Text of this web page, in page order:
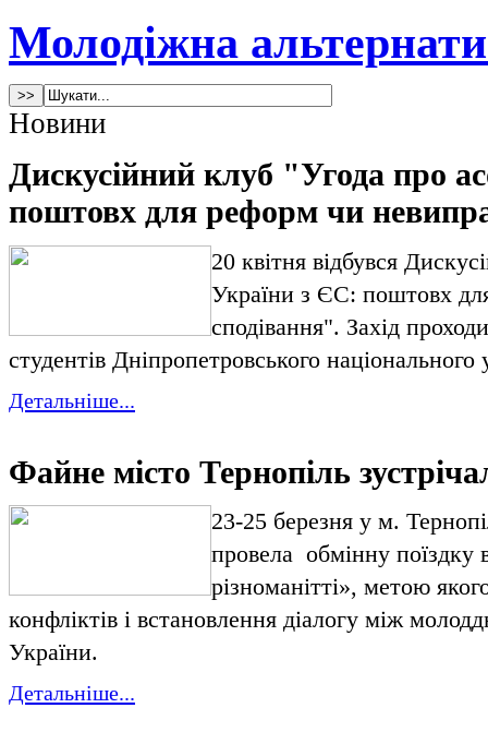
Молодіжна
Новини
Дискусійний клуб "Угода про
поштовх для реформ чи
20 квітня відбувся
України з ЄС: поштовх
сподівання". Захід
студентів Дніпропетровського
Детальніше...
Файне місто Тернопіль
23-25 березня у м.
провела обмінну поїздку
різноманітті», метою
конфліктів і встановлення діалогу між
України.
Детальніше...